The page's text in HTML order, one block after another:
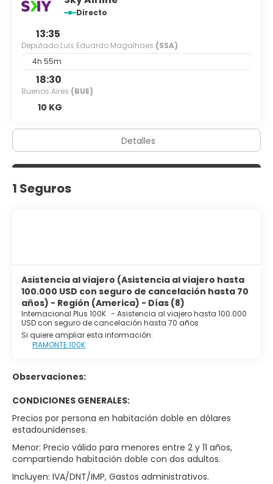
Directo
13:35
Deputado Luis Eduardo Magalhaes (SSA)
4h 55m
18:30
Buenos Aires (BUE)
10 KG
Detalles
1 Seguros
Asistencia al viajero (Asistencia al viajero hasta
100.000 USD con seguro de cancelación hasta 70
años) - Región (America) - Días (8)
Internacional Plus 100K - Asistencia al viajero hasta 100.000
USD con seguro de cancelación hasta 70 años
Si quiere ampliar esta información:
PIAMONTE 100K
Observaciones:
CONDICIONES GENERALES:
Precios por persona en habitación doble en dólares
estadounidenses.
Menor: Precio válido para menores entre 2 y 11 años,
compartiendo habitación doble con dos adultos.
Incluyen: IVA/DNT/IMP, Gastos administrativos.